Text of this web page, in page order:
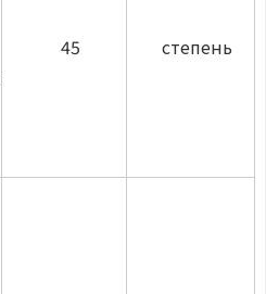
45 степень